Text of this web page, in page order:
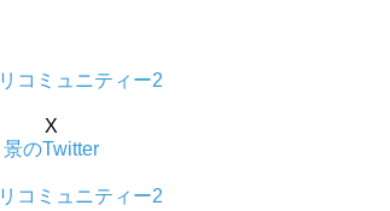
コミュニティー2
X
景のTwitter
コミュニティー2